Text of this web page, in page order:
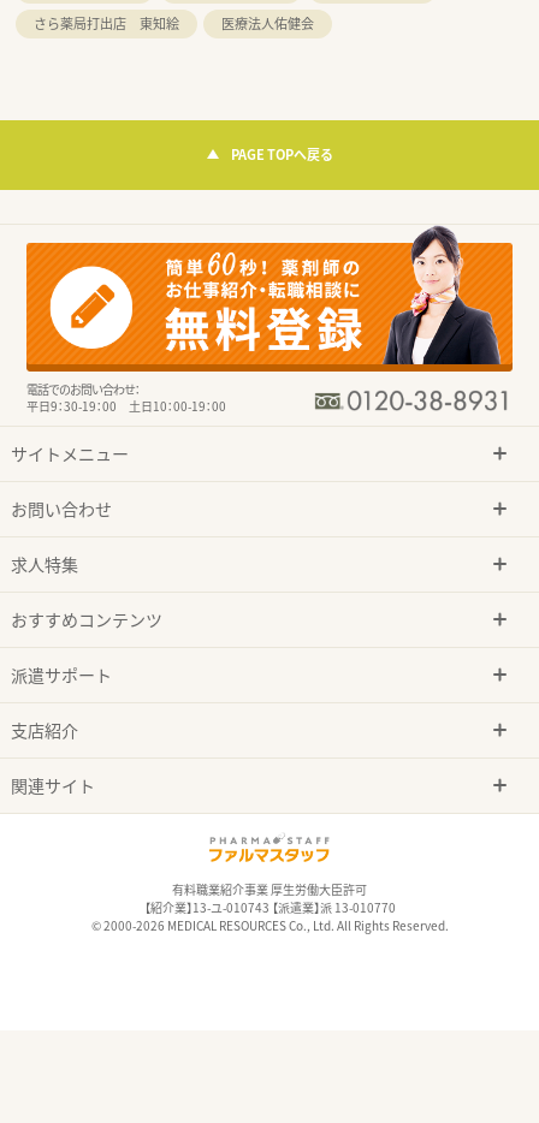
さら薬局打出店 東知絵
医療法人佑健会
PAGE TOPへ戻る
電話でのお問い合わせ：
平日9：30-19：00 土日10：00-19：00
サイトメニュー
お問い合わせ
求人特集
おすすめコンテンツ
派遣サポート
支店紹介
関連サイト
有料職業紹介事業 厚生労働大臣許可
【紹介業】13-ユ-010743 【派遣業】派 13-010770
© 2000-2026 MEDICAL RESOURCES Co., Ltd. All Rights Reserved.